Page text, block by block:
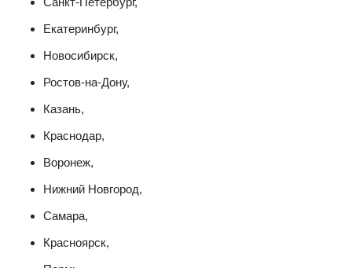
Екатеринбург,
Новосибирск,
Ростов-на-Дону,
Казань,
Краснодар,
Воронеж,
Нижний Новгород,
Самара,
Красноярск,